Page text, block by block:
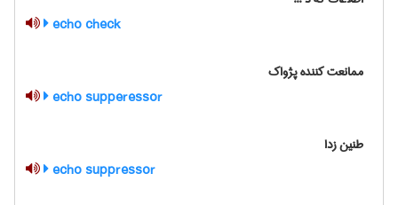
echo check
ممانعت کننده پژواک
echo supperessor
طنین زدا
echo suppressor